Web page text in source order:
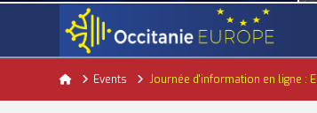
ACTUALITÉ DE L'UNION EUROPÉENNE, ACTUALITÉ DE LA REPRÉSENTATION D’OCCITANIE EUROPE, NUMÉRIQUE- DIGITAL
HomeEvents Journée d'information en ligne :